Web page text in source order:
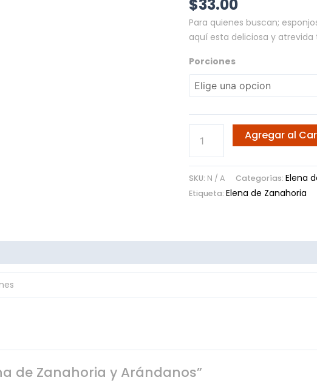
$33.00
Para quienes buscan;
aquí esta deliciosa y atrevida
Porciones
Agregar al
SKU: N / A Categorías: Elena
Etiqueta: Elena de Zanahoria
de Zanahoria y Arándanos”